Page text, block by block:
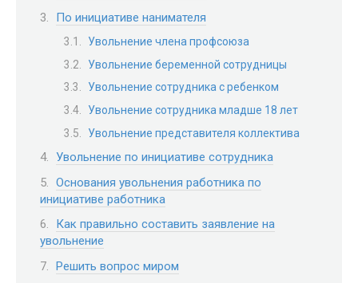
По инициативе нанимателя
Увольнение члена профсоюза
Увольнение беременной сотрудницы
Увольнение сотрудника с ребенком
Увольнение сотрудника младше 18 лет
Увольнение представителя коллектива
Увольнение по инициативе сотрудника
Основания увольнения работника по
инициативе работника
Как правильно составить заявление на
увольнение
Решить вопрос миром